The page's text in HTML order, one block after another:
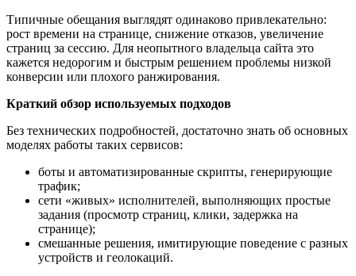
Типичные обещания выглядят одинаково привлекательно:
рост времени на странице, снижение отказов, увеличение
страниц за сессию. Для неопытного владельца сайта это
кажется недорогим и быстрым решением проблемы низкой
конверсии или плохого ранжирования.
Краткий обзор используемых подходов
Без технических подробностей, достаточно знать об основных
моделях работы таких сервисов:
боты и автоматизированные скрипты, генерирующие
трафик;
сети «живых» исполнителей, выполняющих простые
задания (просмотр страниц, клики, задержка на
странице);
смешанные решения, имитирующие поведение с разных
устройств и геолокаций.